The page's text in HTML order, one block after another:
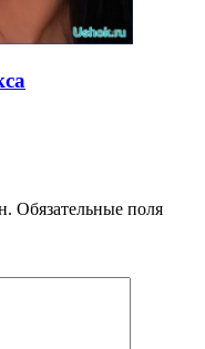
Обязательные поля